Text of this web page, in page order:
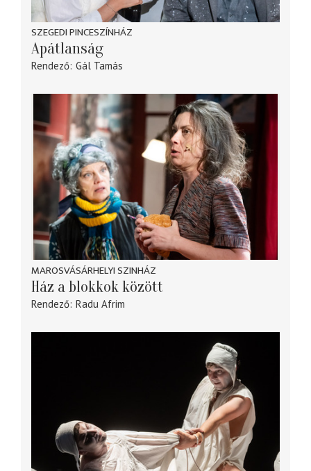
SZEGEDI PINCESZÍNHÁZ
Apátlanság
Rendező Gál Tamás
MAROSVÁSÁRHELYI SZINHÁZ
Ház a blokkok között
Rendező Radu Afrim